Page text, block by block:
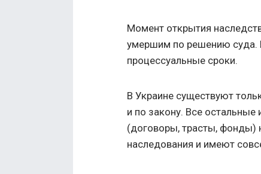
Момент открытия
умершим по решению суда.
процессуальные сроки.
В Украине существуют
и по закону. Все
(договоры, трасты, фонды)
наследования и имеют